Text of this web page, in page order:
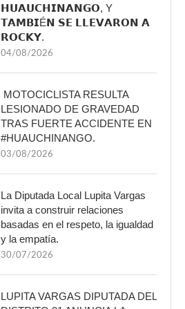
𝗛𝗨𝗔𝗨𝗖𝗛𝗜𝗡𝗔𝗡𝗚𝗢, Y
𝗧𝗔𝗠𝗕𝗜É𝗡 𝗦𝗘 𝗟𝗟𝗘𝗩𝗔𝗥𝗢𝗡 𝗔
𝗥𝗢𝗖𝗞𝗬.
04/08/2026
MOTOCICLISTA RESULTA
LESIONADO DE GRAVEDAD
TRAS FUERTE ACCIDENTE EN
#HUAUCHINANGO.
03/08/2026
La Diputada Local Lupita Vargas
invita a construir relaciones
basadas en el respeto, la igualdad
y la empatía.
30/07/2026
LUPITA VARGAS DIPUTADA DEL